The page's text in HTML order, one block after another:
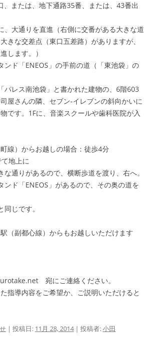
または、地下通路35番、または、43番出
大通りを直進（右側に交番がある大きな道
きな交差点（東口五差路）がありますが、
します。）
ド「ENEOS」の手前の道（「東池袋」の
レス南池袋」と書かれた建物の、6階603
屋さんの隣、セブン-イレブンの斜向かいに
です。1Fに、音楽スクールや歯科医院が入
線）からお越しの場合：徒歩4分
地上に
通りがあるので、横断歩道を渡り、右へ。
ド「ENEOS」があるので、その奥の道を
じです。
（副都心線）からもお越しいただけます
宛にご連絡ください。
指導内容をご希望か、ご説明いただけると
| 投稿日: 11月 28, 2014| 投稿者:小田